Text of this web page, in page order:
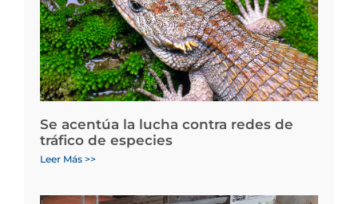
Se acentúa la lucha contra redes de
tráfico de especies
Leer Más >>